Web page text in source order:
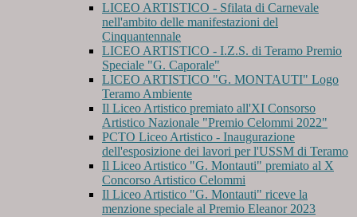
LICEO ARTISTICO - Sfilata di Carnevale
nell'ambito delle manifestazioni del
Cinquantennale
LICEO ARTISTICO - I.Z.S. di Teramo Premio
Speciale "G. Caporale"
LICEO ARTISTICO "G. MONTAUTI" Logo
Teramo Ambiente
Il Liceo Artistico premiato all'XI Consorso
Artistico Nazionale "Premio Celommi 2022"
PCTO Liceo Artistico - Inaugurazione
dell'esposizione dei lavori per l'USSM di Teramo
Il Liceo Artistico "G. Montauti" premiato al X
Concorso Artistico Celommi
Il Liceo Artistico "G. Montauti" riceve la
menzione speciale al Premio Eleanor 2023